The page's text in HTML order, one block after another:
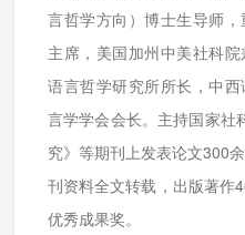
言哲学方向）博士生导师
主席，美国加州中美社科
语言哲学研究所所长，中
言学学会会长。主持国家社
究》等期刊上发表论文300
刊资料全文转载，出版著作
优秀成果奖。